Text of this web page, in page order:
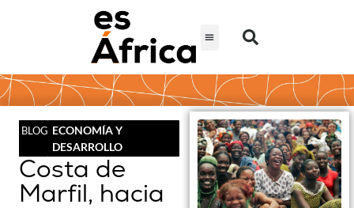
BLOG ECONOMÍA Y
DESARROLLO
Costa de
Marfil, hacia